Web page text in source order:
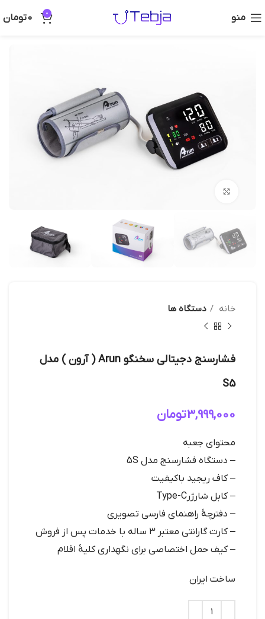
منو 0
0تومان
خانه دستگاه ها
فشارسنج دجیتالی سخنگو Arun ( آرون ) مدل
S5
3,999,000تومان
محتوای جعبه
– دستگاه فشارسنج مدل 5S
– کاف ریجید باکیفیت
– کابل شارژرType-C
– دفترچهٔ راهنمای فارسی تصویری
– کارت گارانتی معتبر ۳ ساله با خدمات پس از فروش
– کیف حمل اختصاصی برای نگهداری کلیهٔ اقلام
ساخت ایران